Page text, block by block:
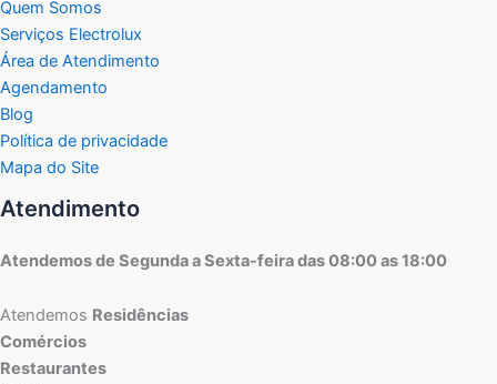
Quem Somos
Serviços Electrolux
Área de Atendimento
Agendamento
Blog
Política de privacidade
Mapa do Site
Atendimento
Atendemos de Segunda a Sexta-feira das 08:00 as 18:00
Atendemos Residências
Comércios
Restaurantes